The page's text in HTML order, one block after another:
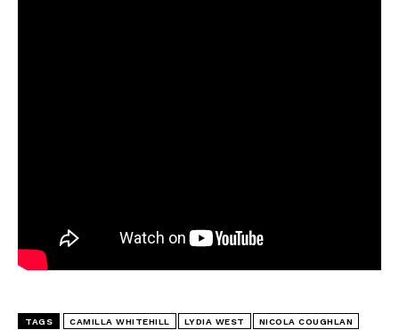
TAGS CAMILLA WHITEHILL LYDIA WEST NICOLA COUGHLAN